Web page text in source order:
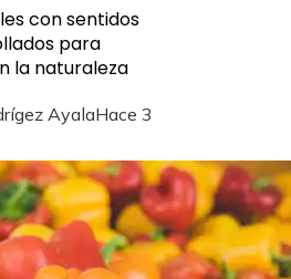
con sentidos
para
la naturaleza
AyalaHace 3